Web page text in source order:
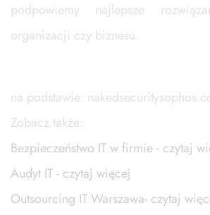
podpowiemy najlepsze
organizacji czy biznesu.
na podstawie:
Zobacz także:
Bezpieczeństwo IT w firmie - czytaj
Audyt IT - czytaj więcej
Outsourcing IT Warszawa- czytaj